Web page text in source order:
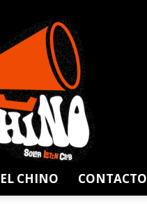
CHINO CONTACTO